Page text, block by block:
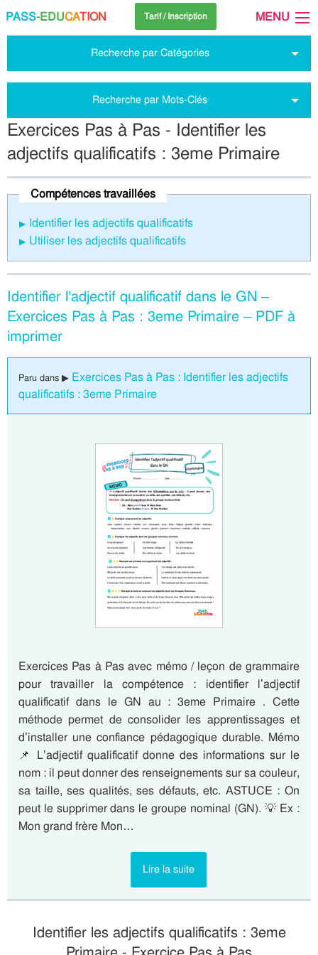
PASS-EDUCATION Tarif / Inscription MENU
Recherche par Catégories
Recherche par Mots-Clés
Exercices Pas à Pas - Identifier les
adjectifs qualificatifs : 3eme Primaire
Compétences travaillées
Identifier les adjectifs qualificatifs
Utiliser les adjectifs qualificatifs
Identifier l’adjectif qualificatif dans le GN –
Exercices Pas à Pas : 3eme Primaire – PDF à
imprimer
Paru dans ▶ Exercices Pas à Pas : Identifier les adjectifs
qualificatifs : 3eme Primaire
Exercices Pas à Pas avec mémo / leçon de grammaire
pour travailler la compétence : identifier l’adjectif
qualificatif dans le GN au : 3eme Primaire . Cette
méthode permet de consolider les apprentissages et
d’installer une confiance pédagogique durable. Mémo
📌 L’adjectif qualificatif donne des informations sur le
nom : il peut donner des renseignements sur sa couleur,
sa taille, ses qualités, ses défauts, etc. ASTUCE : On
peut le supprimer dans le groupe nominal (GN). 💡 Ex :
Mon grand frère Mon…
Lire la suite
Identifier les adjectifs qualificatifs : 3eme